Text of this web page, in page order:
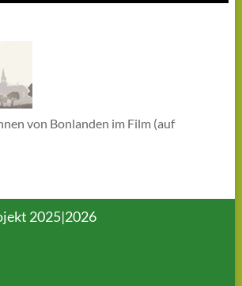
von Bonlanden im Film (auf
2025|2026